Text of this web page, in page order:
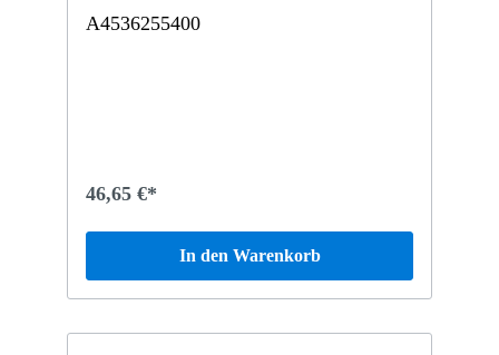
A4536255400
46,65 €*
In den Warenkorb